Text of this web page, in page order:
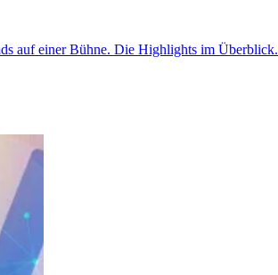
auf einer Bühne. Die Highlights im Überblick.